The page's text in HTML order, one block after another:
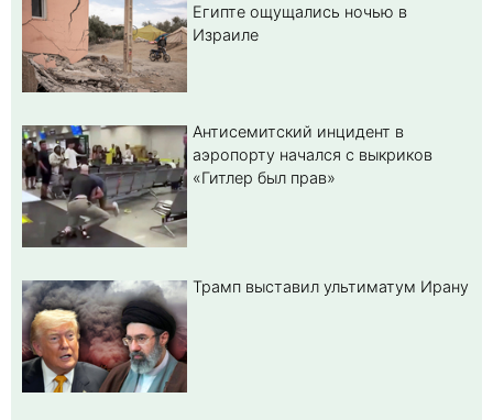
Египте ощущались ночью в
Израиле
Антисемитский инцидент в
аэропорту начался с выкриков
«Гитлер был прав»
Трамп выставил ультиматум Ирану